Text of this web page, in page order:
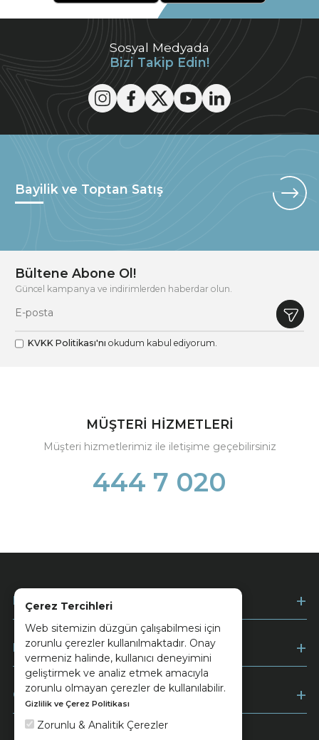
Çerez Tercihleri
Web sitemizin düzgün çalışabilmesi için
zorunlu çerezler kullanılmaktadır. Onay
vermeniz halinde, kullanıcı deneyimini
geliştirmek ve analiz etmek amacıyla
zorunlu olmayan çerezler de kullanılabilir.
Gizlilik ve Çerez Politikası
Zorunlu & Analitik Çerezler
Sosyal Medyada
Bizi Takip Edin!
Bayilik ve Toptan Satış
Bültene Abone Ol!
Güncel kampanya ve indirimlerden haberdar olun.
KVKK Politikası'nı okudum kabul ediyorum.
MÜŞTERİ HİZMETLERİ
Müşteri hizmetlerimiz ile iletişime geçebilirsiniz
444 7 020
Kurumsal
Müşteri Hizmetleri
Ödeme